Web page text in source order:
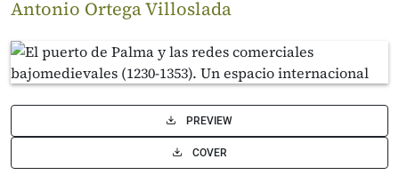
Antonio Ortega Villoslada
PREVIEW
COVER